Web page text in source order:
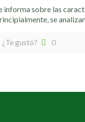
informa sobre las
se
¿Te gustó? 0